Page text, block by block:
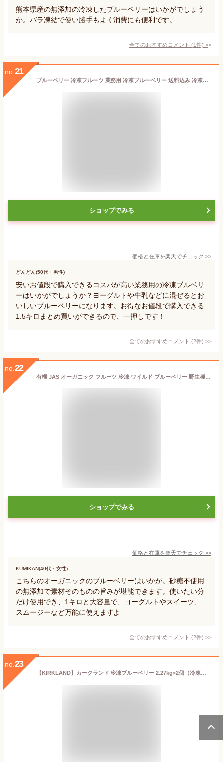
熊本県産の無添加の冷凍したブルーベリーはいかがでしょう
か。バラ凍結で使い勝手もよく消費にも便利です。
全てのおすすめコメント (1件) >
no. 21
ブルーベリー 冷凍フルーツ 業務用 冷凍ブルーベリー 送料込み 冷凍ブルーベリー 1.5kg 500g×3袋 冷凍 ブルーベリー トロピカルマリア スムージー ジュース
ショップでみる
価格と在庫を楽天でチェック >>
どんどん(50代・男性)
安いお値段で購入できるコスパが高い業務用の冷凍ブルベリ
ーはいかがでしょうか？ヨーグルトや牛乳などに混ぜるとお
いしいブルーベリーになります。お得なお値段で購入できる
1.5キロまとめ買いができるので、一押しです！
全てのおすすめコメント (2件) >
no. 22
有機 JAS オーガニック フルーツ 冷凍 ワイルド ブルーベリー 野生種 カナダ産 化学物質不使用 1kg カナダ産 無添加 無糖 砂糖不使用 オーガニックブルーベリー ワイルドブルーベリー 高品質 冷凍フルーツ スムージー
ショップでみる
価格と在庫を楽天でチェック >>
KUMIKAN(40代・女性)
こちらのオーガニックのブルーベリーはいかが。砂糖不使用
の無添加で素材そのものの旨みが堪能できます。使いたい分
だけ使用でき、1キロと大容量で、ヨーグルトやスイーツ、
スムージーなど万能に使えますよ
全てのおすすめコメント (2件) >
no. 23
【KIRKLAND】カークランド 冷凍ブルーベリー 2.27kg×2個（冷凍食品）